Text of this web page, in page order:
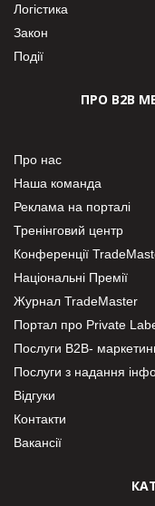
Логістика
Закон
Події
ПРО В2В
Про нас
Наша команда
Реклама на порталі
Тренінговий центр
Конференції
Національні Премії
Журнал TradeMaster
Портал про Private
Послуги В2В-
Послуги з надання
Відгуки
Контакти
Вакансії